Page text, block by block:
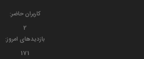
کاربران حاضر:
2
بازدیدهای امروز:
171